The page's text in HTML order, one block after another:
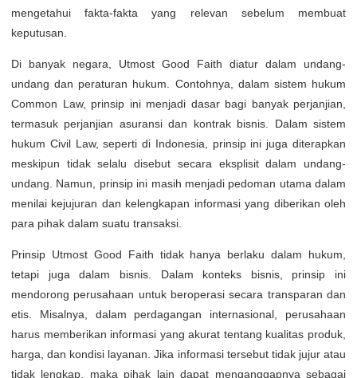
mengetahui fakta-fakta yang relevan sebelum membuat
keputusan.
Di banyak negara, Utmost Good Faith diatur dalam undang-
undang dan peraturan hukum. Contohnya, dalam sistem hukum
Common Law, prinsip ini menjadi dasar bagi banyak perjanjian,
termasuk perjanjian asuransi dan kontrak bisnis. Dalam sistem
hukum Civil Law, seperti di Indonesia, prinsip ini juga diterapkan
meskipun tidak selalu disebut secara eksplisit dalam undang-
undang. Namun, prinsip ini masih menjadi pedoman utama dalam
menilai kejujuran dan kelengkapan informasi yang diberikan oleh
para pihak dalam suatu transaksi.
Prinsip Utmost Good Faith tidak hanya berlaku dalam hukum,
tetapi juga dalam bisnis. Dalam konteks bisnis, prinsip ini
mendorong perusahaan untuk beroperasi secara transparan dan
etis. Misalnya, dalam perdagangan internasional, perusahaan
harus memberikan informasi yang akurat tentang kualitas produk,
harga, dan kondisi layanan. Jika informasi tersebut tidak jujur atau
tidak lengkap, maka pihak lain dapat menganggapnya sebagai